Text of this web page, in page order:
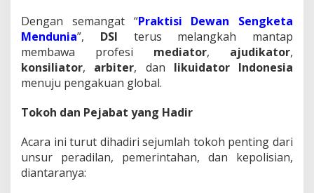
Dengan semangat “Praktisi Dewan Sengketa
Mendunia”, DSI terus melangkah mantap
membawa profesi mediator, ajudikator,
konsiliator, arbiter, dan likuidator Indonesia
menuju pengakuan global.
Tokoh dan Pejabat yang Hadir
Acara ini turut dihadiri sejumlah tokoh penting dari
unsur peradilan, pemerintahan, dan kepolisian,
diantaranya: